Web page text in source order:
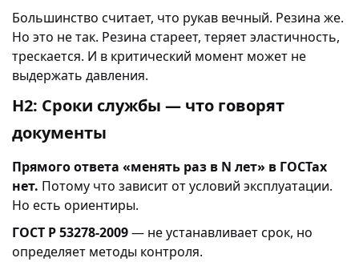
Большинство считает, что рукав вечный. Резина же.
Но это не так. Резина стареет, теряет эластичность,
трескается. И в критический момент может не
выдержать давления.
H2: Сроки службы — что говорят
документы
Прямого ответа «менять раз в N лет» в ГОСТах
нет. Потому что зависит от условий эксплуатации.
Но есть ориентиры.
ГОСТ Р 53278-2009— не устанавливает срок, но
определяет методы контроля.